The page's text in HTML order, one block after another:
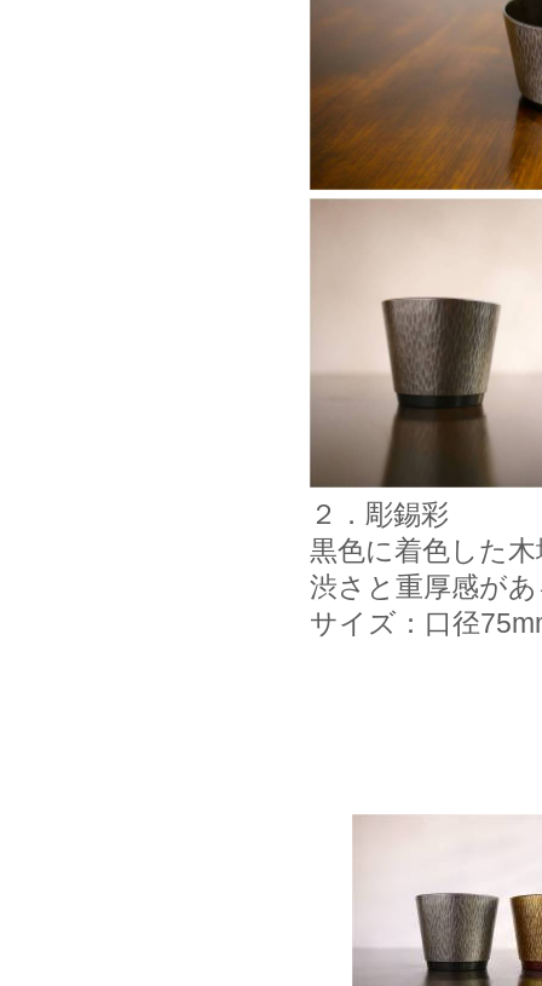
２．彫錫彩
黒色に着色した
渋さと重厚感が
サイズ：口径